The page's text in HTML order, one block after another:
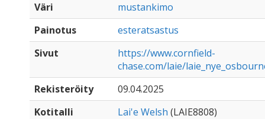
Väri
mustankimo
Painotus
esteratsastus
Sivut
https://www.cornfield-
chase.com/laie/
Rekisteröity
09.04.2025
Kotitalli
Lai'e Welsh (LAIE8808)